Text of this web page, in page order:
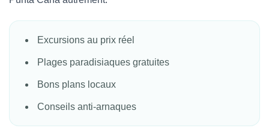
Excursions au prix réel
Plages paradisiaques gratuites
Bons plans locaux
Conseils anti-arnaques